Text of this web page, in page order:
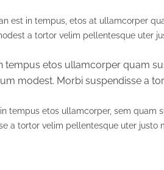
est in tempus, etos at ullamcorper
a tortor velim pellentesque uter
etos ullamcorper quam
modest. Morbi suspendisse a
tempus etos ullamcorper, sem quam
a tortor velim pellentesque uter justo